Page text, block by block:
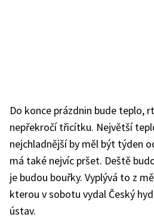
Do konce prázdnin bude teplo,
nepřekročí třicítku. Největší
nejchladnější by měl být týden
má také nejvíc pršet. Deště
je budou bouřky. Vyplývá to z
kterou v sobotu vydal Český
ústav.